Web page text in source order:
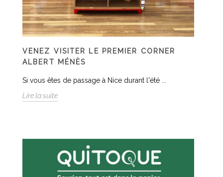
VENEZ VISITER LE PREMIER CORNER
ALBERT MÉNÈS
Si vous êtes de passage à Nice durant l'été ...
Lire la suite